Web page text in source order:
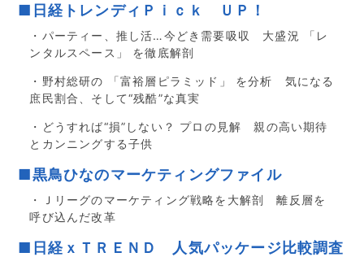
■日経トレンディＰｉｃｋ ＵＰ！
・パーティー、推し活…今どき需要吸収 大盛況 「レ
ンタルスペース」 を徹底解剖
・野村総研の 「富裕層ピラミッド」 を分析 気になる
庶民割合、そして“残酷”な真実
・どうすれば“損”しない？ プロの見解 親の高い期待
とカンニングする子供
■黒鳥ひなのマーケティングファイル
・Ｊリーグのマーケティング戦略を大解剖 離反層を
呼び込んだ改革
■日経ｘＴＲＥＮＤ 人気パッケージ比較調査